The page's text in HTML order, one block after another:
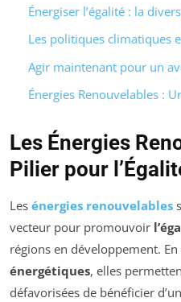
Énergiser l’égalité : la
Les politiques climatiques
Agir maintenant pour un
Énergies Renouvelables :
Les Énergies
Pilier pour
Les énergies renouvelables
vecteur pour promouvoir
régions en développement.
énergétiques, elles
défavorisées de bénéficier